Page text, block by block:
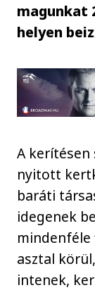
magunkat
helyen
A kerítésen
nyitott
baráti
idegenek
asztal
intenek,